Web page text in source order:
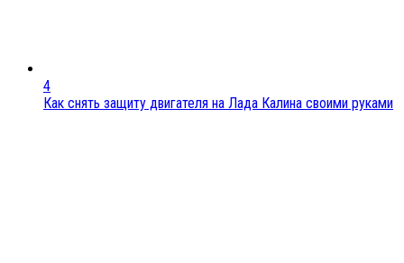
4
Как снять защиту двигателя на Лада Калина своими руками